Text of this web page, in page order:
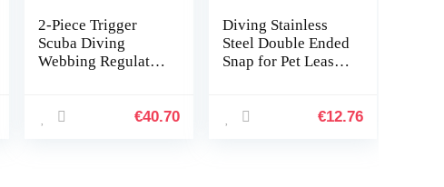
2-Piece Trigger
Scuba Diving
Webbing Regulator
Retainer Good
€40.70
Diving Stainless
Steel Double Ended
Snap for Pet Leash
€12.76